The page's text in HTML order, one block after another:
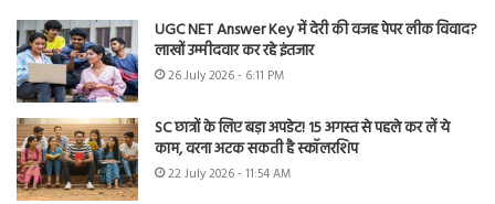
UGC NET Answer Key में देरी की वजह पेपर लीक विवाद?
लाखों उम्मीदवार कर रहे इंतजार
26 July 2026 - 6:11 PM
SC छात्रों के लिए बड़ा अपडेट! 15 अगस्त से पहले कर लें ये
काम, वरना अटक सकती है स्कॉलरशिप
22 July 2026 - 11:54 AM